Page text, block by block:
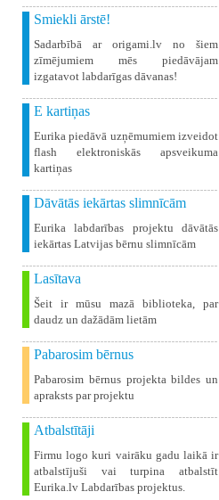
Smiekli ārstē!
Sadarbībā ar origami.lv no šiem
zīmējumiem mēs piedāvājam
izgatavot labdarīgas dāvanas!
E kartiņas
Eurika piedāvā uzņēmumiem izveidot
flash elektroniskās apsveikuma
kartiņas
Dāvātās iekārtas slimnīcām
Eurika labdarības projektu dāvātās
iekārtas Latvijas bērnu slimnīcām
Lasītava
Šeit ir mūsu mazā biblioteka, par
daudz un dažādām lietām
Pabarosim bērnus
Pabarosim bērnus projekta bildes un
apraksts par projektu
Atbalstītāji
Firmu logo kuri vairāku gadu laikā ir
atbalstījuši vai turpina atbalstīt
Eurika.lv Labdarības projektus.